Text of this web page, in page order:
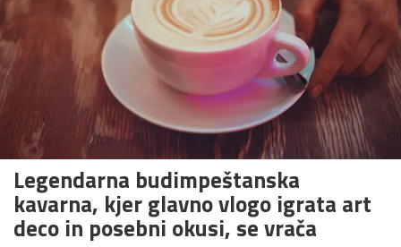
Legendarna budimpeštanska
kavarna, kjer glavno vlogo igrata art
deco in posebni okusi, se vrača